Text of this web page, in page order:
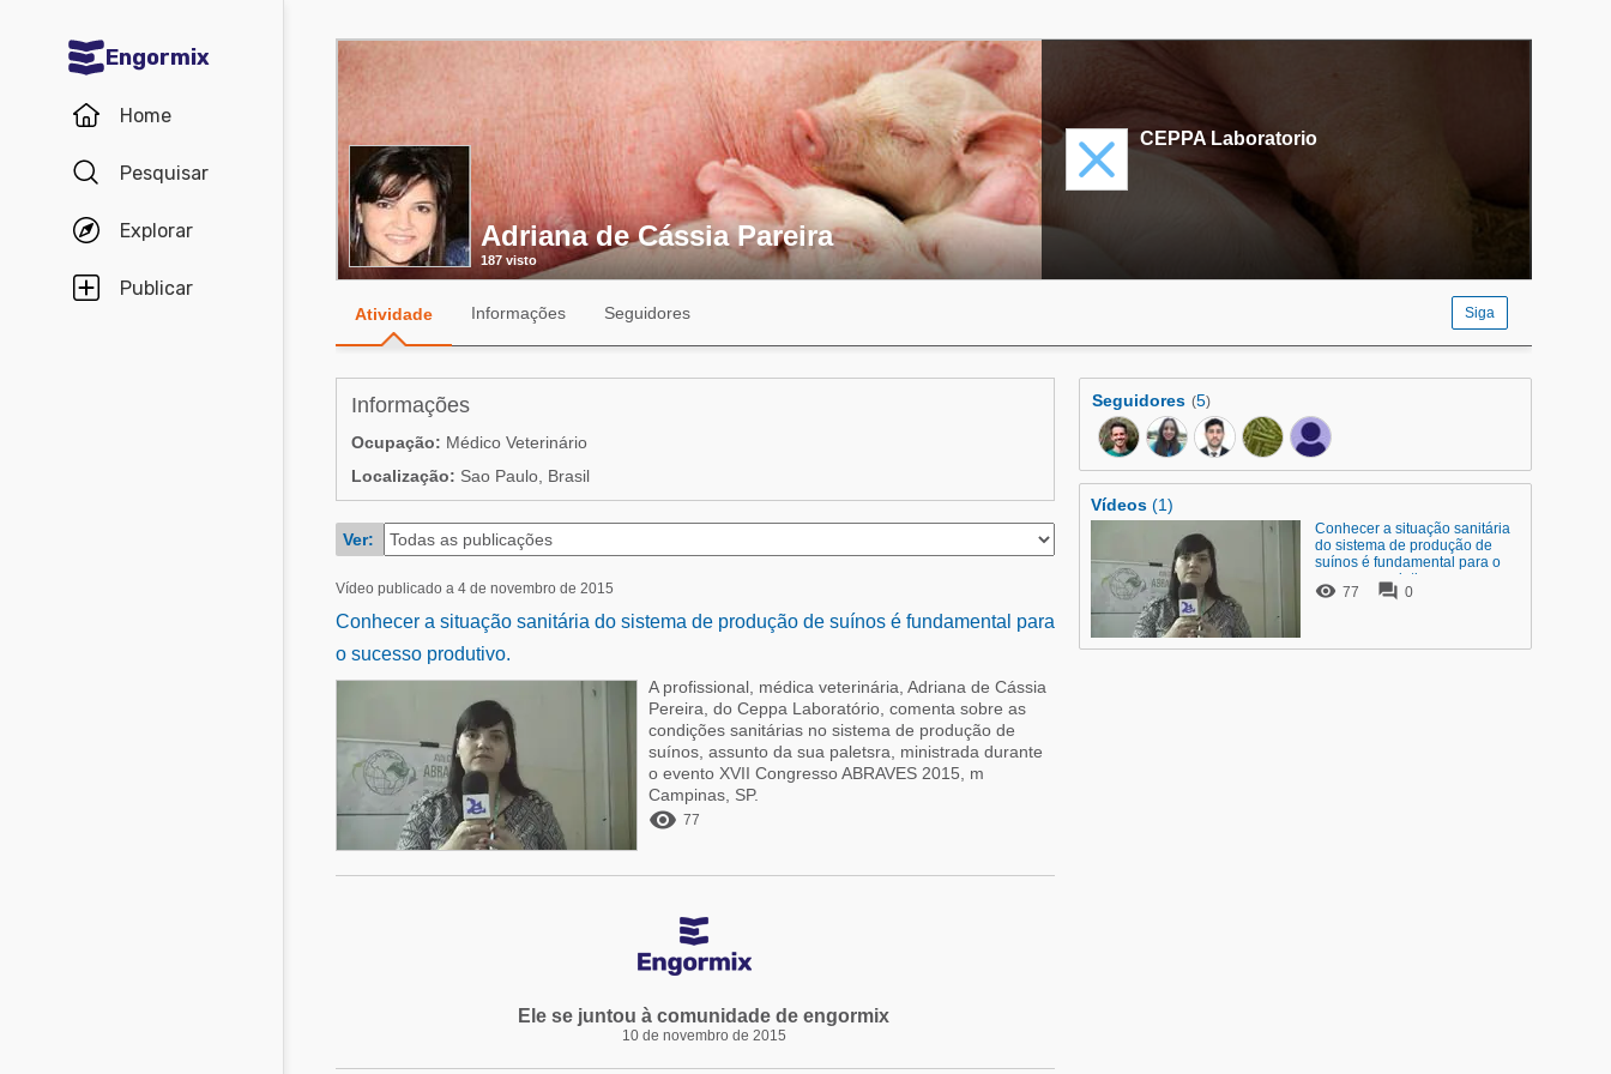
Engormix
Home
Pesquisar
Explorar
Publicar
Comunidades em Português
Micotoxinas
Avicultura
Suinocultura
Pecuária de corte
Pecuária de leite
Comunidades em Inglês
Acuacultura
Micotoxinas
Avicultura
Pecuária de leite
Alimentos - Rações
Comunidades em Espanhol
Agricultura
Alimentos - Rações
Avicultura
Pecuária de corte
Pecuária de leite
Suinocultura
Mascotas
Adriana de Cássia Pareira
187 visto
CEPPA Laboratorio
Atividade Informações Seguidores Siga
Informações
Ocupação: Médico Veterinário
Localização: Sao Paulo, Brasil
Ver:
Vídeo publicado a 4 de novembro de 2015
Conhecer a situação sanitária do sistema de produção de suínos é fundamental para
o sucesso produtivo.
A profissional, médica veterinária, Adriana de Cássia
Pereira, do Ceppa Laboratório, comenta sobre as
condições sanitárias no sistema de produção de
suínos, assunto da sua paletsra, ministrada durante
o evento XVII Congresso ABRAVES 2015, m
Campinas, SP.
 77
Ele se juntou à comunidade de engormix
10 de novembro de 2015
Seguidores (5)
Vídeos(1)
Conhecer a situação sanitária
do sistema de produção de
suínos é fundamental para o
sucesso produtivo.
 77  0